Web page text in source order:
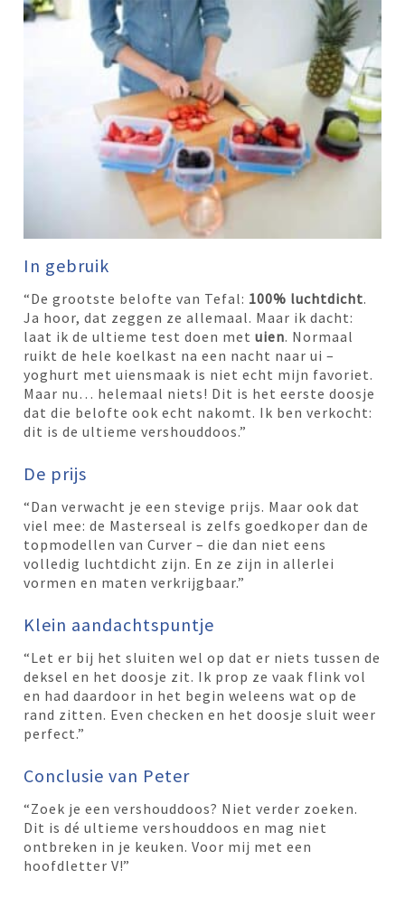
In gebruik
“De grootste belofte van Tefal: 100% luchtdicht.
Ja hoor, dat zeggen ze allemaal. Maar ik dacht:
laat ik de ultieme test doen metuien. Normaal
ruikt de hele koelkast na een nacht naar ui –
yoghurt met uiensmaak is niet echt mijn favoriet.
Maar nu… helemaal niets! Dit is het eerste doosje
dat die belofte ook echt nakomt. Ik ben verkocht:
dit is de ultieme vershouddoos.”
De prijs
“Dan verwacht je een stevige prijs. Maar ook dat
viel mee: de Masterseal is zelfs goedkoper dan de
topmodellen van Curver – die dan niet eens
volledig luchtdicht zijn. En ze zijn in allerlei
vormen en maten verkrijgbaar.”
Klein aandachtspuntje
“Let er bij het sluiten wel op dat er niets tussen de
deksel en het doosje zit. Ik prop ze vaak flink vol
en had daardoor in het begin weleens wat op de
rand zitten. Even checken en het doosje sluit weer
perfect.”
Conclusie van Peter
“Zoek je een vershouddoos? Niet verder zoeken.
Dit is dé ultieme vershouddoos en mag niet
ontbreken in je keuken. Voor mij met een
hoofdletter V!”